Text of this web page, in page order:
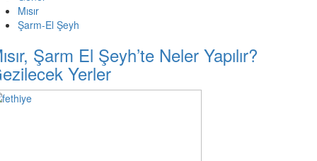
Mısır
Şarm-El Şeyh
Şarm El Şeyh’te Neler Yapılır?
Yerler